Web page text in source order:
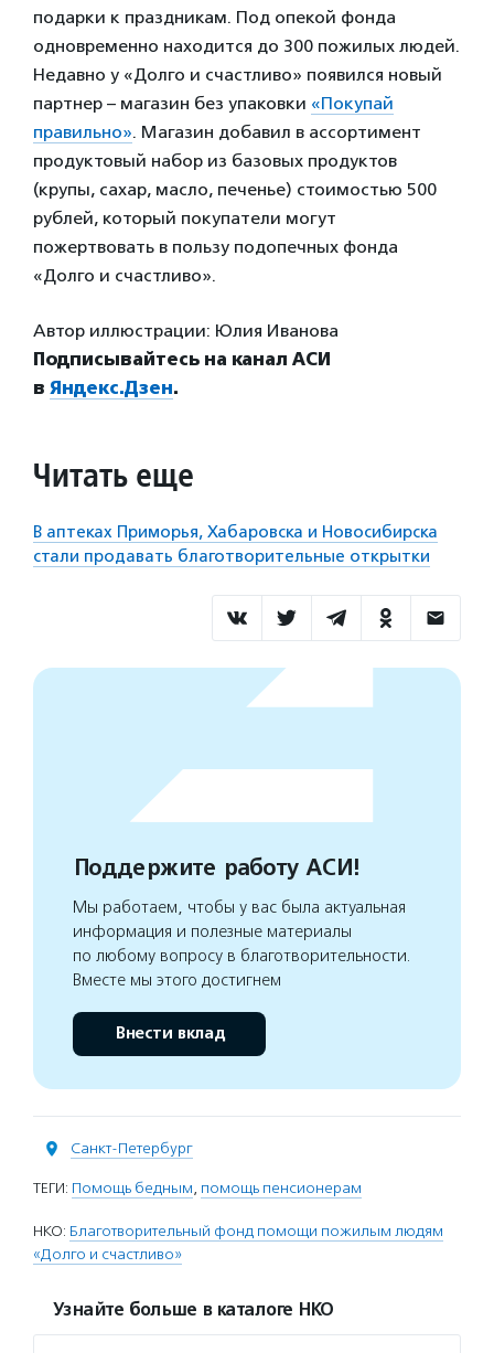
подарки к праздникам. Под опекой фонда
одновременно находится до 300 пожилых людей.
Недавно у «Долго и счастливо» появился новый
партнер – магазин без упаковки «Покупай
правильно». Магазин добавил в ассортимент
продуктовый набор из базовых продуктов
(крупы, сахар, масло, печенье) стоимостью 500
рублей, который покупатели могут
пожертвовать в пользу подопечных фонда
«Долго и счастливо».
Автор иллюстрации: Юлия Иванова
Подписывайтесь на канал АСИ
в Яндекс.Дзен.
Читать еще
В аптеках Приморья, Хабаровска и Новосибирска
стали продавать благотворительные открытки
Поддержите работу АСИ!
Мы работаем, чтобы у вас была актуальная
информация и полезные материалы
по любому вопросу в благотворительности.
Вместе мы этого достигнем
Внести вклад
Санкт-Петербург
ТЕГИ: Помощь бедным, помощь пенсионерам
НКО: Благотворительный фонд помощи пожилым людям
«Долго и счастливо»
Узнайте больше в каталоге НКО